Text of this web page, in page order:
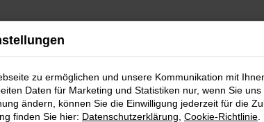
zu ermöglichen und unsere Kommunikation mit
Daten für Marketing und Statistiken nur, wenn Sie uns
ändern, können Sie die Einwilligung jederzeit für die
finden Sie hier: Datenschutzerklärung Cookie-Richtlinie